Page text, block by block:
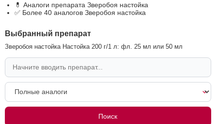
💊 Аналоги препарата Зверобоя настойка
✅ Более 40 аналогов Зверобоя настойка
Выбранный препарат
Зверобоя настойка Настойка 200 г/1 л: фл. 25 мл или 50 мл